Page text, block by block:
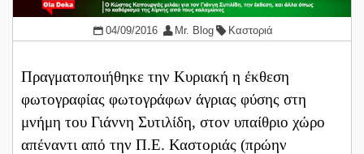
04/09/2016 Mr. Blog Καστοριά
Πραγματοποιήθηκε την Κυριακή η έκθεση
φωτογραφίας φωτογράφων άγριας φύσης στη
μνήμη του Γιάννη Συτιλίδη, στον υπαίθριο χώρο
απέναντι από την Π.Ε. Καστοριάς (πρώην